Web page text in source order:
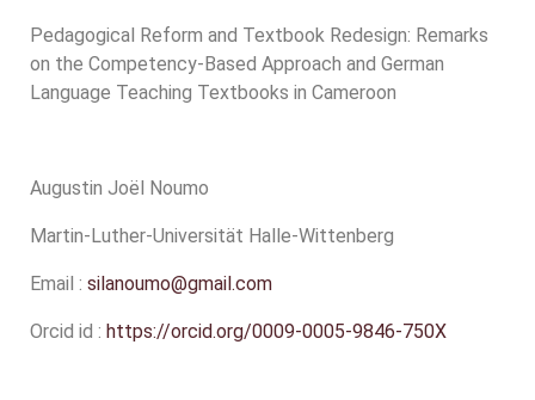
l’allemand au
Cameroun
Pedagogical Reform and Textbook Redesign: Remarks
on the Competency-Based Approach and German
Language Teaching Textbooks in Cameroon
Augustin Joël Noumo
Martin-Luther-Universität Halle-Wittenberg
Email : silanoumo@gmail.com
Orcid id : https://orcid.org/0009-0005-9846-750X